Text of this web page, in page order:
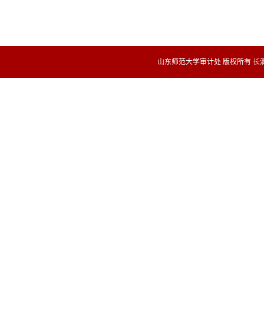
山东师范大学审计处 版权所有 长